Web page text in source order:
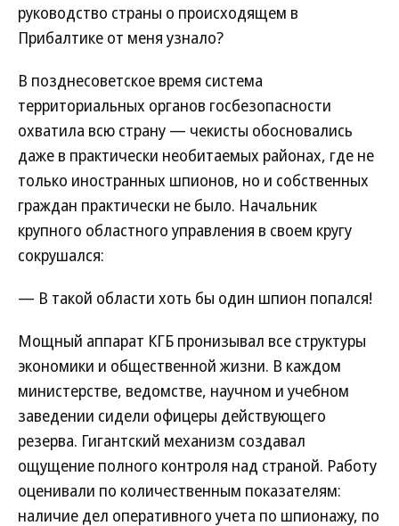
руководство страны о происходящем в
Прибалтике от меня узнало?
В позднесоветское время система
территориальных органов госбезопасности
охватила всю страну — чекисты обосновались
даже в практически необитаемых районах, где не
только иностранных шпионов, но и собственных
граждан практически не было. Начальник
крупного областного управления в своем кругу
сокрушался:
— В такой области хоть бы один шпион попался!
Мощный аппарат КГБ пронизывал все структуры
экономики и общественной жизни. В каждом
министерстве, ведомстве, научном и учебном
заведении сидели офицеры действующего
резерва. Гигантский механизм создавал
ощущение полного контроля над страной. Работу
оценивали по количественным показателям:
наличие дел оперативного учета по шпионажу, по